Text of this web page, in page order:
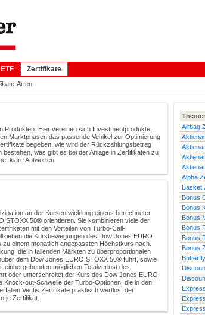
ETF Zertifikate
Arten
Produkten. Hier vereinen sich Investmentprodukte,
Marktphasen das passende Vehikel zur Optimierung
begeben, wie wird der Rückzahlungsbetrag
was gibt es bei der Anlage in Zertifikaten zu
klare Antworten.
an der Kursentwicklung eigens berechneter
STOXX 50® orientieren. Sie kombinieren viele der
mit den Vorteilen von Turbo-Call-
die Kursbewegungen des Dow Jones EURO
einem monatlich angepassten Höchstkurs nach.
die in fallenden Märkten zu überproportionalen
dem Dow Jones EURO STOXX 50® führt, sowie
einhergehenden möglichen Totalverlust des
oder unterschreitet der Kurs des Dow Jones EURO
Knock-out-Schwelle der Turbo-Optionen, die in den
Vectis Zertifikate praktisch wertlos, der
je Zertifikat.
Airbag
Alpha
Basket
Bonus
Bonus
Bonus
Bonus
Bonus
Bonus